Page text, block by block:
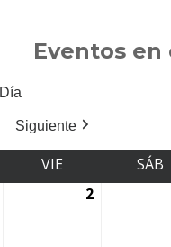
Eventos en
Día
Siguiente
VIE SÁB
2